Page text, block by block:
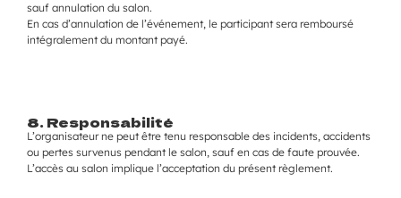
sauf annulation du salon.
En cas d’annulation de l’événement, le participant sera remboursé
intégralement du montant payé.
8. Responsabilité
L’organisateur ne peut être tenu responsable des incidents, accidents
ou pertes survenus pendant le salon, sauf en cas de faute prouvée.
L’accès au salon implique l’acceptation du présent règlement.